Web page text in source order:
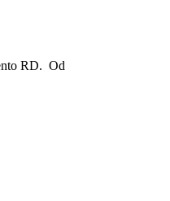
RD. Od